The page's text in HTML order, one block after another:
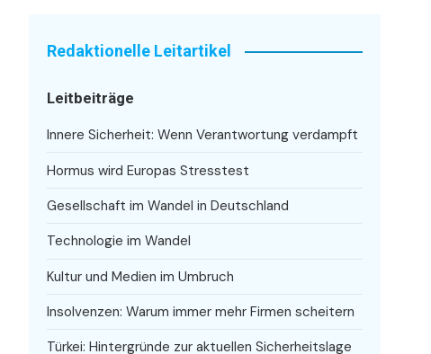
Redaktionelle Leitartikel
Leitbeiträge
Innere Sicherheit: Wenn Verantwortung verdampft
Hormus wird Europas Stresstest
Gesellschaft im Wandel in Deutschland
Technologie im Wandel
Kultur und Medien im Umbruch
Insolvenzen: Warum immer mehr Firmen scheitern
Türkei: Hintergründe zur aktuellen Sicherheitslage